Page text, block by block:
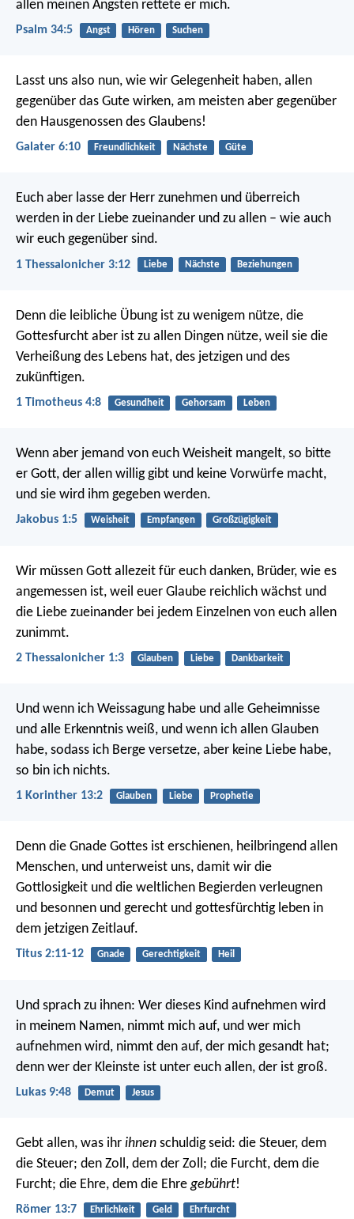
allen meinen Ängsten rettete er mich.
Psalm 34:5 Angst Hören Suchen
Lasst uns also nun, wie wir Gelegenheit haben, allen
gegenüber das Gute wirken, am meisten aber gegenüber
den Hausgenossen des Glaubens!
Galater 6:10 Freundlichkeit Nächste Güte
Euch aber lasse der Herr zunehmen und überreich
werden in der Liebe zueinander und zu allen – wie auch
wir euch gegenüber sind.
1 Thessalonicher 3:12 Liebe Nächste Beziehungen
Denn die leibliche Übung ist zu wenigem nütze, die
Gottesfurcht aber ist zu allen Dingen nütze, weil sie die
Verheißung des Lebens hat, des jetzigen und des
zukünftigen.
1 Timotheus 4:8 Gesundheit Gehorsam Leben
Wenn aber jemand von euch Weisheit mangelt, so bitte
er Gott, der allen willig gibt und keine Vorwürfe macht,
und sie wird ihm gegeben werden.
Jakobus 1:5 Weisheit Empfangen Großzügigkeit
Wir müssen Gott allezeit für euch danken, Brüder, wie es
angemessen ist, weil euer Glaube reichlich wächst und
die Liebe zueinander bei jedem Einzelnen von euch allen
zunimmt.
2 Thessalonicher 1:3 Glauben Liebe Dankbarkeit
Und wenn ich Weissagung habe und alle Geheimnisse
und alle Erkenntnis weiß, und wenn ich allen Glauben
habe, sodass ich Berge versetze, aber keine Liebe habe,
so bin ich nichts.
1 Korinther 13:2 Glauben Liebe Prophetie
Denn die Gnade Gottes ist erschienen, heilbringend allen
Menschen, und unterweist uns, damit wir die
Gottlosigkeit und die weltlichen Begierden verleugnen
und besonnen und gerecht und gottesfürchtig leben in
dem jetzigen Zeitlauf.
Titus 2:11-12 Gnade Gerechtigkeit Heil
Und sprach zu ihnen: Wer dieses Kind aufnehmen wird
in meinem Namen, nimmt mich auf, und wer mich
aufnehmen wird, nimmt den auf, der mich gesandt hat;
denn wer der Kleinste ist unter euch allen, der ist groß.
Lukas 9:48 Demut Jesus
Gebt allen, was ihr ihnen schuldig seid: die Steuer, dem
die Steuer; den Zoll, dem der Zoll; die Furcht, dem die
Furcht; die Ehre, dem die Ehregebührt!
Römer 13:7 Ehrlichkeit Geld Ehrfurcht